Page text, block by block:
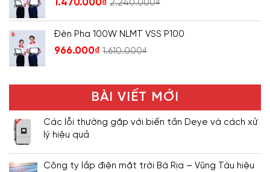
1.470.000₫ 2.240.000₫
Đèn Pha 100W NLMT VSS P100
966.000₫ 1.610.000₫
BÀI VIẾT MỚI
Các lỗi thường gặp với biến tần Deye và cách xử
lý hiệu quả
Công ty lắp điện mặt trời Bà Rịa – Vũng Tàu hiệu